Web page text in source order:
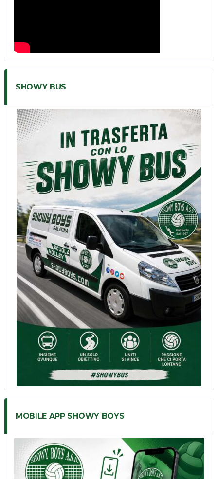
SHOWY BUS
MOBILE APP SHOWY BOYS